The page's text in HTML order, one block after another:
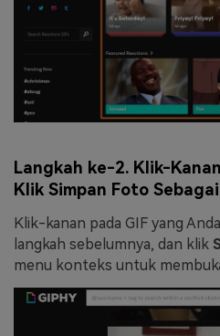
Langkah ke-2. Klik-
Klik Simpan Foto Sebagai
Klik-kanan pada GIF yang
langkah sebelumnya, dan klik
menu konteks untuk